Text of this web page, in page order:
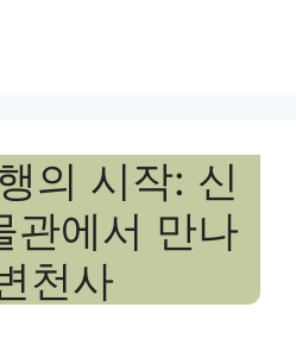
의 시작: 신
관에서 만나
천사